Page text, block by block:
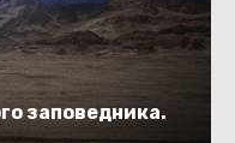
заповедника.